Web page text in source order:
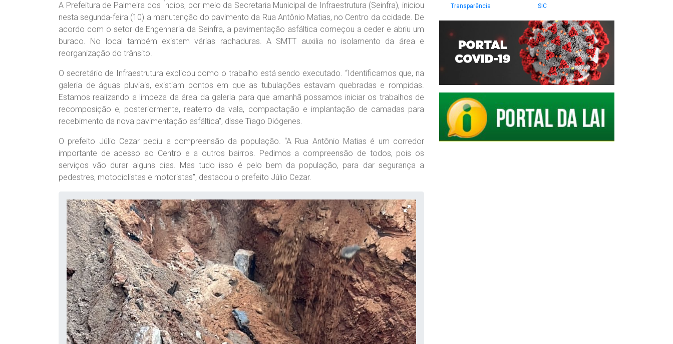
A Prefeitura de Palmeira dos Índios, por meio da Secretaria Municipal de Infraestrutura (Seinfra), iniciou
nesta segunda-feira (10) a manutenção do pavimento da Rua Antônio Matias, no Centro da ccidade. De
acordo com o setor de Engenharia da Seinfra, a pavimentação asfáltica começou a ceder e abriu um
buraco. No local também existem várias rachaduras. A SMTT auxilia no isolamento da área e
reorganização do trânsito.
O secretário de Infraestrutura explicou como o trabalho está sendo executado. “Identificamos que, na
galeria de águas pluviais, existiam pontos em que as tubulações estavam quebradas e rompidas.
Estamos realizando a limpeza da área da galeria para que amanhã possamos iniciar os trabalhos de
recomposição e, posteriormente, reaterro da vala, compactação e implantação de camadas para
recebimento da nova pavimentação asfáltica”, disse Tiago Diógenes.
O prefeito Júlio Cezar pediu a compreensão da população. “A Rua Antônio Matias é um corredor
importante de acesso ao Centro e a outros bairros. Pedimos a compreensão de todos, pois os
serviços vão durar alguns dias. Mas tudo isso é pelo bem da população, para dar segurança a
pedestres, motociclistas e motoristas”, destacou o prefeito Júlio Cezar.
Transparência
SIC